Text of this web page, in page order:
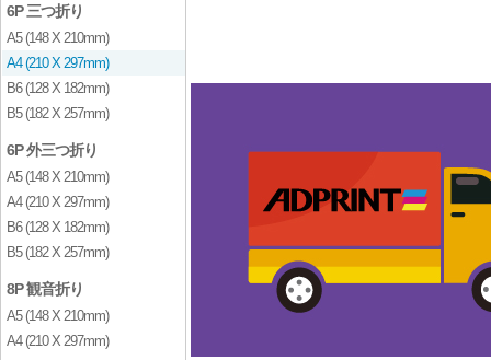
6P 三つ折り
A5 (148 X 210mm)
A4 (210 X 297mm)
B6 (128 X 182mm)
B5 (182 X 257mm)
6P 外三つ折り
A5 (148 X 210mm)
A4 (210 X 297mm)
B6 (128 X 182mm)
B5 (182 X 257mm)
8P 観音折り
A5 (148 X 210mm)
A4 (210 X 297mm)